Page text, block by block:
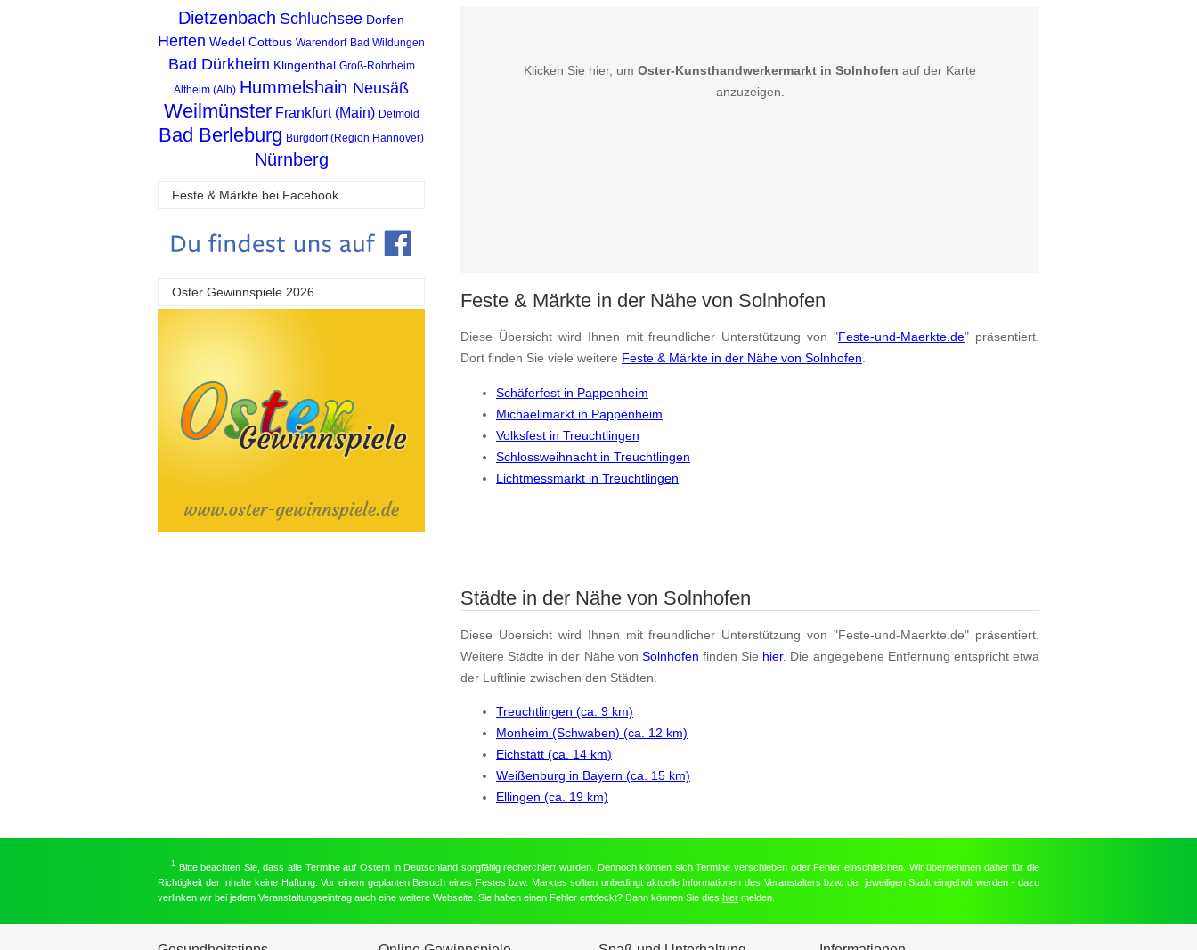
Klicken Sie hier, um Oster-Kunsthandwerkermarkt in Solnhofen auf der Karte
anzuzeigen.
Feste & Märkte in der Nähe von Solnhofen
Diese Übersicht wird Ihnen mit freundlicher Unterstützung von "Feste-und-Maerkte.de" präsentiert.
Dort finden Sie viele weitere Feste & Märkte in der Nähe von Solnhofen.
Schäferfest in Pappenheim
Michaelimarkt in Pappenheim
Volksfest in Treuchtlingen
Schlossweihnacht in Treuchtlingen
Lichtmessmarkt in Treuchtlingen
Städte in der Nähe von Solnhofen
Diese Übersicht wird Ihnen mit freundlicher Unterstützung von "Feste-und-Maerkte.de" präsentiert.
Weitere Städte in der Nähe von Solnhofen finden Sie hier. Die angegebene Entfernung entspricht etwa
der Luftlinie zwischen den Städten.
Treuchtlingen (ca. 9 km)
Monheim (Schwaben) (ca. 12 km)
Eichstätt (ca. 14 km)
Weißenburg in Bayern (ca. 15 km)
Ellingen (ca. 19 km)
Dietzenbach Schluchsee Dorfen
Herten Wedel Cottbus Warendorf Bad Wildungen
Bad Dürkheim Klingenthal Groß-Rohrheim
Altheim (Alb) Hummelshain Neusäß
Weilmünster Frankfurt (Main) Detmold
Bad Berleburg Burgdorf (Region Hannover)
Nürnberg
Feste & Märkte bei Facebook
Oster Gewinnspiele 2026
1 Bitte beachten Sie, dass alle Termine auf Ostern in Deutschland sorgfältig recherchiert wurden. Dennoch können sich Termine verschieben oder Fehler einschleichen. Wir übernehmen daher für die
Richtigkeit der Inhalte keine Haftung. Vor einem geplanten Besuch eines Festes bzw. Marktes sollten unbedingt aktuelle Informationen des Veranstalters bzw. der jeweiligen Stadt eingeholt werden - dazu
verlinken wir bei jedem Veranstaltungseintrag auch eine weitere Webseite. Sie haben einen Fehler entdeckt? Dann können Sie dies hier melden.